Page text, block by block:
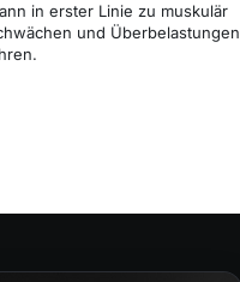
in erster Linie zu muskulär
und Überbelastungen